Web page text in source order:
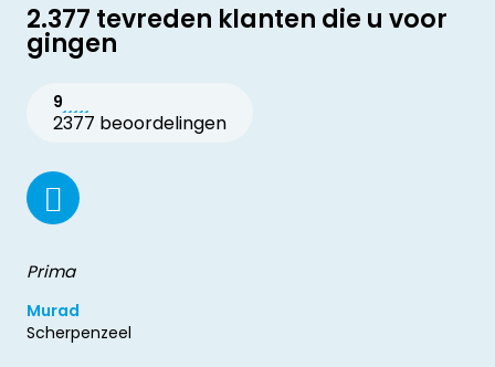
2.377 tevreden klanten die u voor
gingen
9
2377 beoordelingen
Prima
Murad
Scherpenzeel